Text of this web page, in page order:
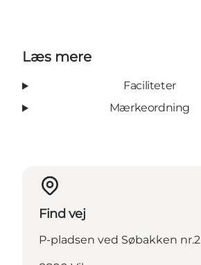
Læs mere
Faciliteter
Mærkeordning
Find vej
P-pladsen ved Søbakken nr.2